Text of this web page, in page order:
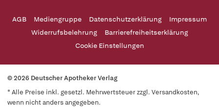
AGB Mediengruppe Datenschutzerklärung
Impressum
Widerrufsbelehrung
Barrierefreiheitserklärung
Cookie Einstellungen
© 2026 Deutscher Apotheker Verlag
* Alle Preise inkl. gesetzl. Mehrwertsteuer zzgl. Versandkosten,
wenn nicht anders angegeben.